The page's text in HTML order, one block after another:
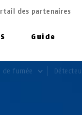
Guide
des partenaires
de fumée